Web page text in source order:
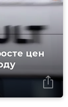
цен